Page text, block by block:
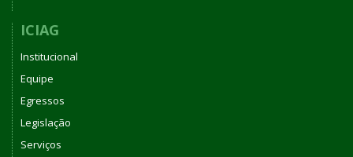
ICIAG
Institucional
Equipe
Egressos
Legislação
Serviços